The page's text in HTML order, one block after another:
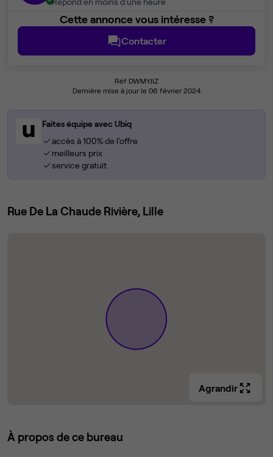
Cette annonce vous intéresse ?
Contacter
Réf DWMYJIZ
Dernière mise à jour le 06 février 2024
Faites équipe avec Ubiq
accès à 100% de l'offre
meilleurs prix
service gratuit
Rue De La Chaude Rivière, Lille
Agrandir
À propos de ce bureau